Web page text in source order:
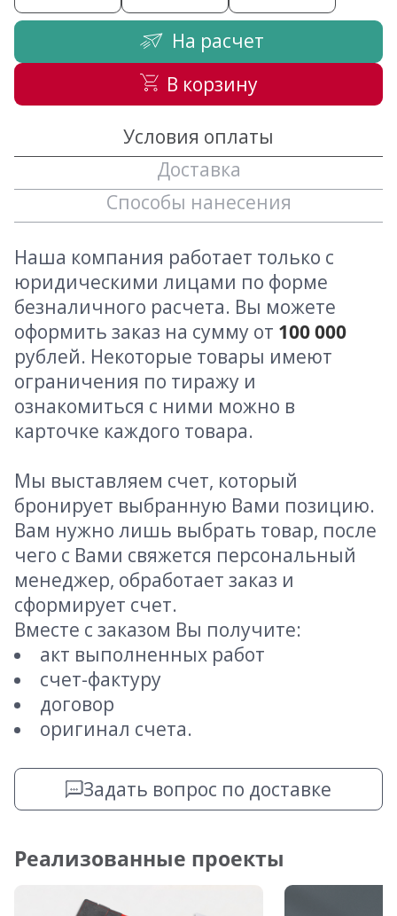
На расчет
В корзину
Условия оплаты
Доставка
Способы нанесения
Наша компания работает только с
юридическими лицами по форме
безналичного расчета. Вы можете
оформить заказ на сумму от 100 000
рублей. Некоторые товары имеют
ограничения по тиражу и
ознакомиться с ними можно в
карточке каждого товара.
Мы выставляем счет, который
бронирует выбранную Вами позицию.
Вам нужно лишь выбрать товар, после
чего с Вами свяжется персональный
менеджер, обработает заказ и
сформирует счет.
Вместе с заказом Вы получите:
акт выполненных работ
счет-фактуру
договор
оригинал счета.
Задать вопрос по доставке
Реализованные проекты